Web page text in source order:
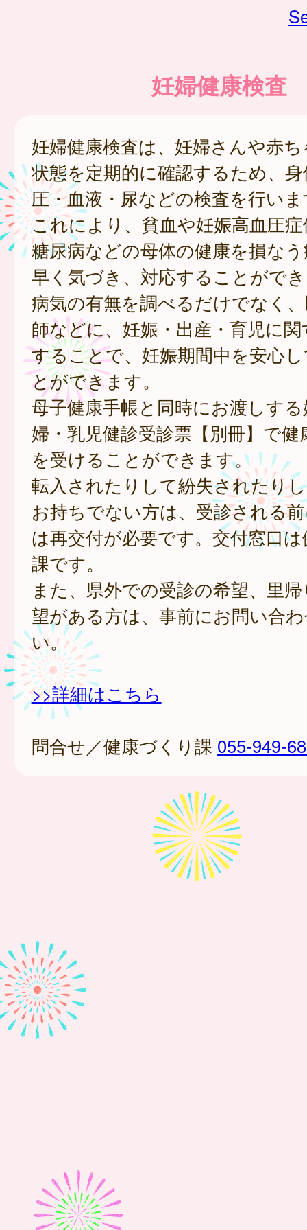
妊婦健康検査
妊婦健康検査は、妊婦さんや赤
状態を定期的に確認するため、
圧・血液・尿などの検査を行い
これにより、貧血や妊娠高血圧
糖尿病などの母体の健康を損な
早く気づき、対応することがで
病気の有無を調べるだけでなく
師などに、妊娠・出産・育児に
することで、妊娠期間中を安心
とができます。
母子健康手帳と同時にお渡しす
婦・乳児健診受診票【別冊】で健
を受けることができます。
転入されたりして紛失されたり
お持ちでない方は、受診される
は再交付が必要です。交付窓口
課です。
また、県外での受診の希望、里
望がある方は、事前にお問い合
い。
>>詳細はこちら
問合せ／健康づくり課 055-949-